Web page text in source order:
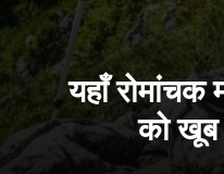
यहाँ रोमांचक
को खूब